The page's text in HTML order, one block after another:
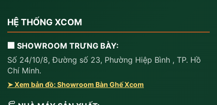
HỆ THỐNG XCOM
🏢 SHOWROOM TRƯNG BÀY:
Số 24/10/8, Đường số 23, Phường Hiệp Bình , TP. Hồ
Chí Minh.
➤ Xem bản đồ: Showroom Bàn Ghế Xcom